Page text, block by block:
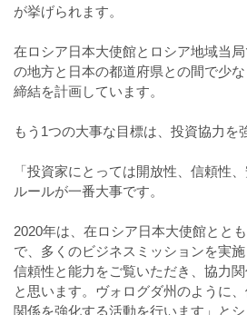
が挙げられます。
在ロシア日本大使館とロシア地域当
の地方と日本の都道府県との間で少
締結を計画しています。
もう1つの大事な目標は、投資協力を
「投資家にとっては開放性、信頼性
ルールが一番大事です。
2020年は、在ロシア日本大使館とと
で、多くのビジネスミッションを実
信頼性と能力をご覧いただき、協力
と思います。ヴォログダ州のように
関係を強化する活動を行います」と